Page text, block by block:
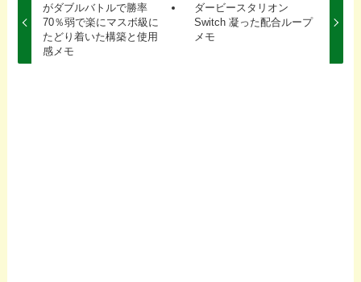
がダブルバトルで勝率
70％弱で楽にマスボ級に
たどり着いた構築と使用
感メモ
ダービースタリオン
Switch 凝った配合ループ
メモ